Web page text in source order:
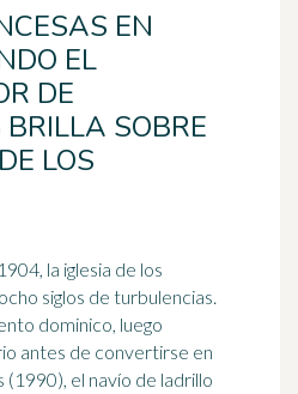
EN
EL
DE
SOBRE
LOS
la iglesia de los
siglos de turbulencias.
dominico, luego
antes de convertirse en
(1990), el navío de ladrillo